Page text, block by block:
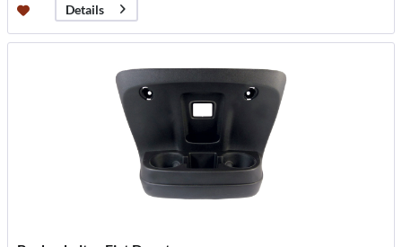
Details